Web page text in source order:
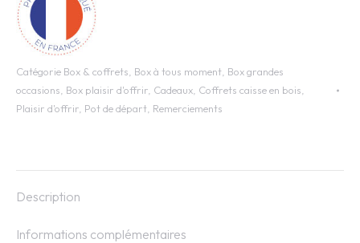
bois
n°2
Catégorie Box & coffrets Box à tous moment Box grandes
occasions Box plaisir d'offrir Cadeaux Coffrets caisse en bois
Plaisir d'offrir Pot de départ Remerciements
Description
Informations complémentaires